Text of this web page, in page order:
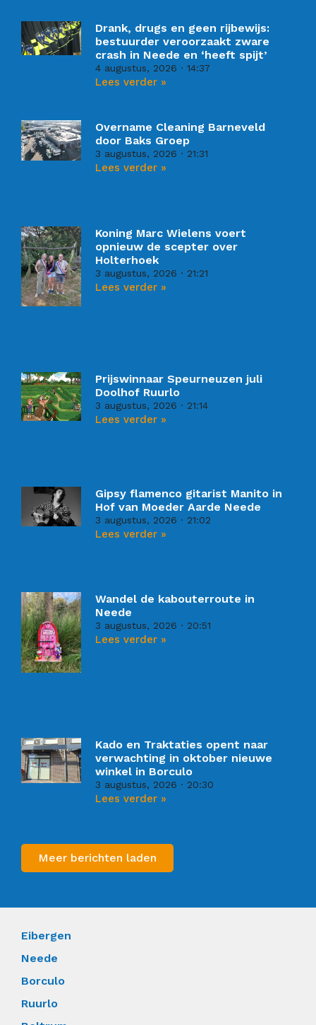
Drank, drugs en geen rijbewijs:
bestuurder veroorzaakt zware
crash in Neede en ‘heeft spijt’
4 augustus, 2026 14:37
Lees verder »
Overname Cleaning Barneveld
door Baks Groep
3 augustus, 2026 21:31
Lees verder »
Koning Marc Wielens voert
opnieuw de scepter over
Holterhoek
3 augustus, 2026 21:21
Lees verder »
Prijswinnaar Speurneuzen juli
Doolhof Ruurlo
3 augustus, 2026 21:14
Lees verder »
Gipsy flamenco gitarist Manito in
Hof van Moeder Aarde Neede
3 augustus, 2026 21:02
Lees verder »
Wandel de kabouterroute in
Neede
3 augustus, 2026 20:51
Lees verder »
Kado en Traktaties opent naar
verwachting in oktober nieuwe
winkel in Borculo
3 augustus, 2026 20:30
Lees verder »
Meer berichten laden
Eibergen
Neede
Borculo
Ruurlo